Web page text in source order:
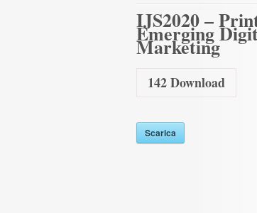
IJS2020 –
Emerging
Marketing
142Download
Scarica